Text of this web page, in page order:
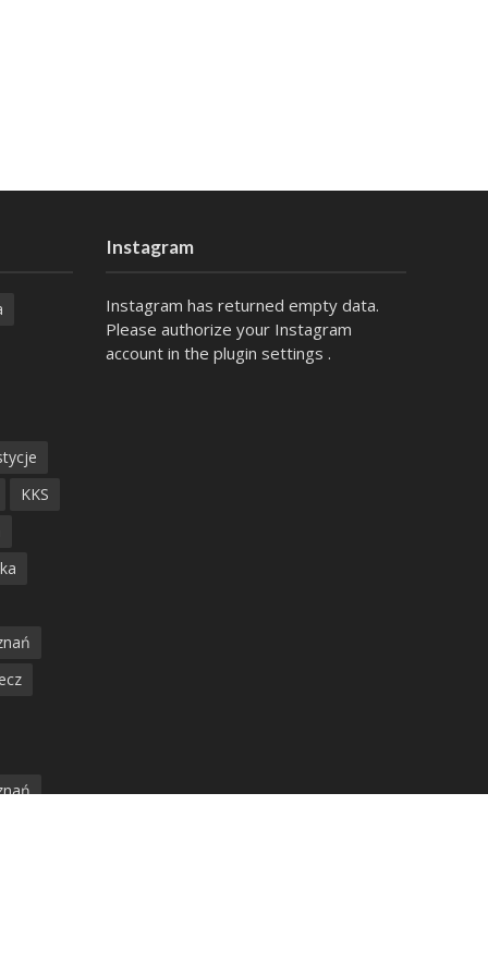
KKS
Instagram
Instagram has returned empty data.
Please authorize your Instagram
account in the plugin settings .